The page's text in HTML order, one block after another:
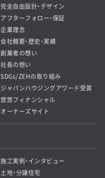
完全自由設計・デザイン
アフターフォロー・保証
企業理念
会社概要・歴史・実績
創業者の想い
社長の想い
SDGs/ZEHの取り組み
ジャパンハウジングアワード受賞
悠悠フィナンシャル
オーナーズサイト
施工実例・インタビュー
土地・分譲住宅